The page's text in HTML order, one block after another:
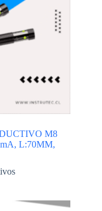
M8
L:70MM,